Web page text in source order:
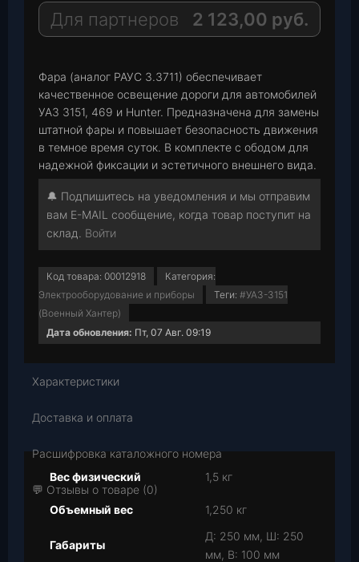
a
m
A
p
i
l
Для партнеров 2 123,00 руб.
Фара (аналог РАУС 3.3711) обеспечивает
качественное освещение дороги для автомобилей
УАЗ 3151, 469 и Hunter. Предназначена для замены
штатной фары и повышает безопасность движения
в темное время суток. В комплекте с ободом для
надежной фиксации и эстетичного внешнего вида.
🔔 Подпишитесь на уведомления и мы отправим
вам E-MAIL сообщение, когда товар поступит на
склад. Войти
Код товара: 00012918
Категория:
Электрооборудование и приборы
Теги: #УАЗ-3151
(Военный Хантер)
Дата обновления: Пт, 07 Авг. 09:19
Характеристики
Доставка и оплата
Расшифровка каталожного номера
💬 Отзывы о товаре (0)
Вес физический 1,5 кг
Объемный вес 1,250 кг
Габариты
Д: 250 мм, Ш: 250
мм, В: 100 мм